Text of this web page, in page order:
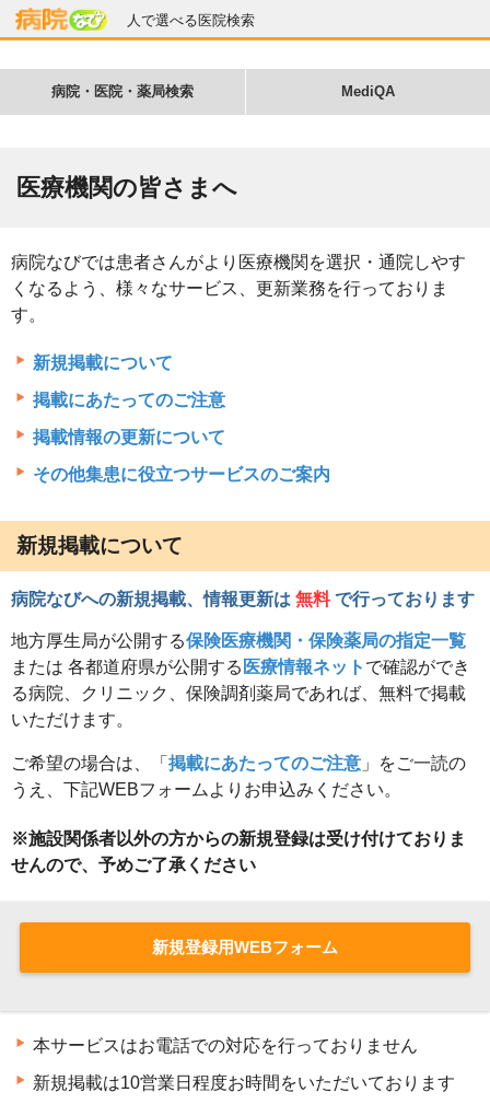
人で選べる医院検索
病院・医院・薬局検索 MediQA
医療機関の皆さまへ
病院なびでは患者さんがより医療機関を選択・通院しやす
くなるよう、様々なサービス、更新業務を行っておりま
す。
新規掲載について
掲載にあたってのご注意
掲載情報の更新について
その他集患に役立つサービスのご案内
新規掲載について
病院なびへの新規掲載、情報更新は 無料で行っております
地方厚生局が公開する保険医療機関・保険薬局の指定一覧
または 各都道府県が公開する 医療情報ネット で確認ができ
る病院、クリニック、保険調剤薬局であれば、無料で掲載
いただけます。
ご希望の場合は、「 掲載にあたってのご注意 」をご一読の
うえ、下記WEBフォームよりお申込みください。
※施設関係者以外の方からの新規登録は受け付けておりま
せんので、予めご了承ください
新規登録用WEBフォーム
本サービスはお電話での対応を行っておりません
新規掲載は10営業日程度お時間をいただいております